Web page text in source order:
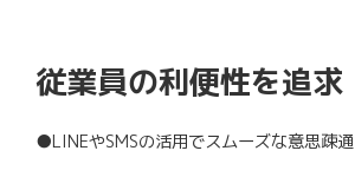
従業員の利便性を追求
●LINEやSMSの活用でスムーズな意思疎通